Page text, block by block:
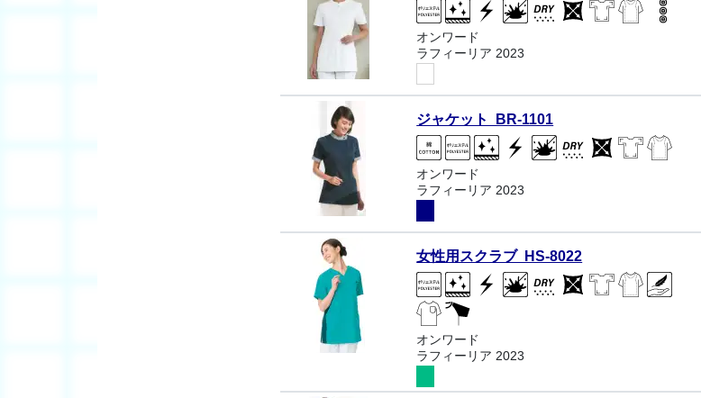
オンワード
ラフィーリア 2023
ジャケット BR-1101
オンワード
ラフィーリア 2023
女性用スクラブ HS-8022
オンワード
ラフィーリア 2023